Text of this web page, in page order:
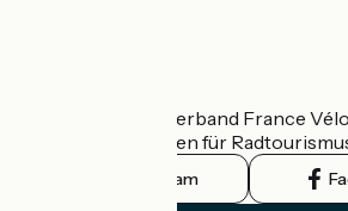
Der nationale Verband France
offizielle Leitfaden für
Instagram